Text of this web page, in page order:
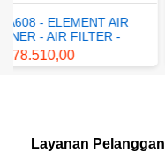
SUSP LWR RH - KAMPAK
DEPAN BAWAH KANAN -
GENUINE SPAREPART -
MITSUBISHI - XPANDER
Rp. 2.941.500,00
Layanan Pelanggan